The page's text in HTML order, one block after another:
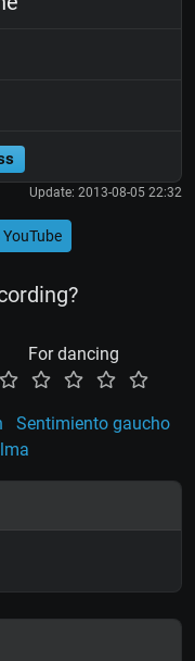
Update: 2013-08-05 22:32
YouTube
For dancing
Sentimiento gaucho